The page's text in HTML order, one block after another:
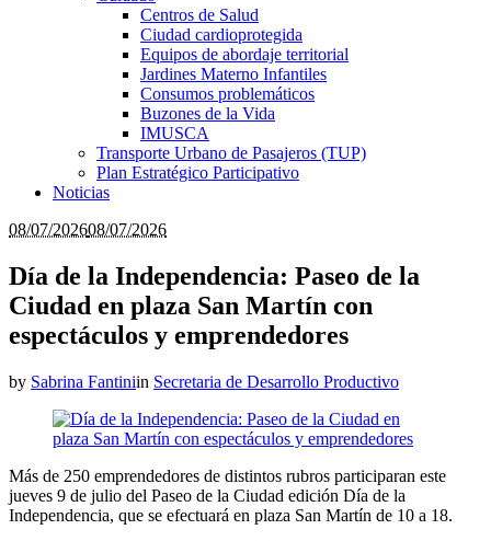
Centros de Salud
Ciudad cardioprotegida
Equipos de abordaje territorial
Jardines Materno Infantiles
Consumos problemáticos
Buzones de la Vida
IMUSCA
Transporte Urbano de Pasajeros (TUP)
Plan Estratégico Participativo
Noticias
08/07/202608/07/2026
Día de la Independencia: Paseo de la
Ciudad en plaza San Martín con
espectáculos y emprendedores
by Sabrina Fantiniin Secretaria de Desarrollo Productivo
Más de 250 emprendedores de distintos rubros participaran este
jueves 9 de julio del Paseo de la Ciudad edición Día de la
Independencia, que se efectuará en plaza San Martín de 10 a 18.